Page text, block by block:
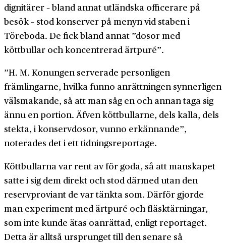
dignitärer – bland annat utländska officerare på
besök – stod konserver på menyn vid staben i
Töreboda. De fick bland annat ”dosor med
köttbullar och koncentrerad ärtpuré”.
”H. M. Konungen serverade personligen
främlingarne, hvilka funno anrättningen synnerligen
välsmakande, så att man såg en och annan taga sig
ännu en portion. Äfven köttbullarne, dels kalla, dels
stekta, i konservdosor, vunno erkännande”,
noterades det i ett tidningsreportage.
Köttbullarna var rent av för goda, så att manskapet
satte i sig dem direkt och stod därmed utan den
reservproviant de var tänkta som. Därför gjorde
man experiment med ärtpuré och fläsktärningar,
som inte kunde ätas oanrättad, enligt reportaget.
Detta är alltså ursprunget till den senare så